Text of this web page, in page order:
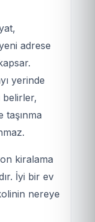
adrese
yerinde
belirler,
taşınma
kiralama
İyi bir ev
nereye